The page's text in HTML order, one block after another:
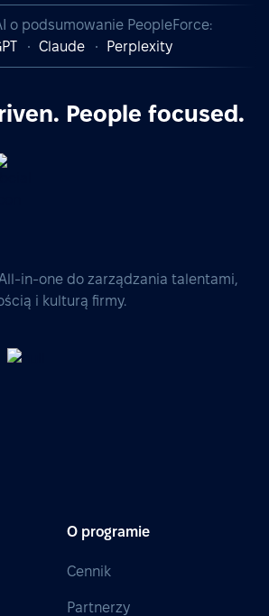
o podsumowanie PeopleForce:
Claude Perplexity
People focused.
in-one do zarządzania talentami,
i kulturą firmy.
O programie
Cennik
Partnerzy